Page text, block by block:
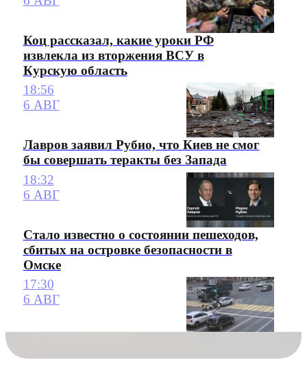
Коц рассказал, какие уроки РФ
извлекла из вторжения ВСУ в
Курскую область
18:56
6 АВГ
Лавров заявил Рубио, что Киев не смог
бы совершать теракты без Запада
18:32
6 АВГ
Стало известно о состоянии пешеходов,
сбитых на островке безопасности в
Омске
17:30
6 АВГ